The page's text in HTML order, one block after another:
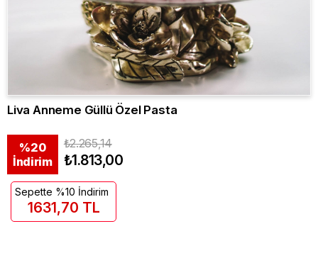
Liva Anneme Güllü Özel Pasta
%20
İndirim
₺2.265,14
₺1.813,00
Sepette %10 İndirim
1631,70 TL